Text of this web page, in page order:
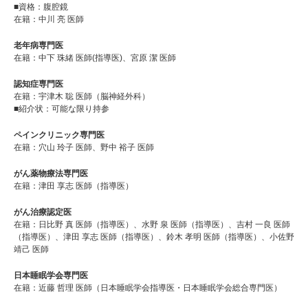
■資格：腹腔鏡
在籍：中川 亮 医師
老年病専門医
在籍：中下 珠緒 医師(指導医)、宮原 潔 医師
認知症専門医
在籍：宇津木 聡 医師（脳神経外科）
■紹介状：可能な限り持参
ペインクリニック専門医
在籍：穴山 玲子 医師、野中 裕子 医師
がん薬物療法専門医
在籍：津田 享志 医師（指導医）
がん治療認定医
在籍：⽇⽐野 真 医師（指導医）、⽔野 泉 医師（指導医）、吉村 ⼀良 医師
（指導医）、津⽥ 享志 医師（指導医）、鈴木 孝明 医師（指導医）、⼩佐野
靖⼰ 医師
日本睡眠学会専門医
在籍：近藤 哲理 医師（日本睡眠学会指導医・日本睡眠学会総合専門医）